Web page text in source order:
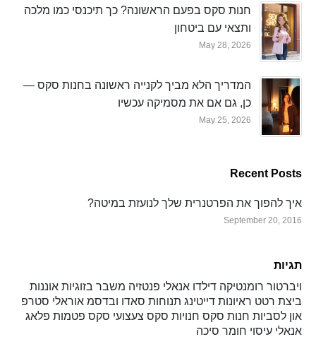
חנות סקס בפעם הראשונה? כך תיכנסי כמו מלכה
ותצאי עם ביטחון
May 28, 2026
המדריך הלא מביך לקנייה ראשונה בחנות סקס —
כן, גם אם את מסמיקה עכשיו
May 25, 2026
Recent Posts
איך להפוך את הפרטנרית שלך לנועזת במיטה?
September 20, 2016
תגיות
ויברטור רומנטיקה דילדו אנאלי פנטזיה משבר בזוגיות אוננות
ביצת רטט ראיונות דייטינג תנוחות סאדו ובדסמ אוראלי סטרפ
און לסביות חנות סקס חנויות סקס צעצועי סקס פטמות פלאג
אנאלי עיסוי חומר סיכה